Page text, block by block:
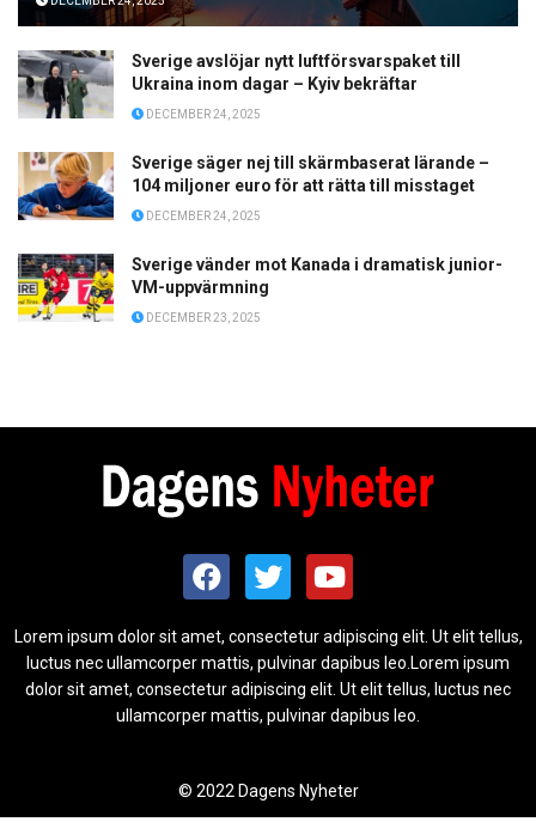
Sverige avslöjar nytt luftförsvarspaket till
Ukraina inom dagar – Kyiv bekräftar
DECEMBER 24, 2025
Sverige säger nej till skärmbaserat lärande –
104 miljoner euro för att rätta till misstaget
DECEMBER 24, 2025
Sverige vänder mot Kanada i dramatisk junior-
VM-uppvärmning
DECEMBER 23, 2025
Lorem ipsum dolor sit amet, consectetur adipiscing elit. Ut elit tellus,
luctus nec ullamcorper mattis, pulvinar dapibus leo.Lorem ipsum
dolor sit amet, consectetur adipiscing elit. Ut elit tellus, luctus nec
ullamcorper mattis, pulvinar dapibus leo.
© 2022 Dagens Nyheter